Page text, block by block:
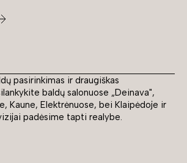
pasirinkimas ir draugiškas
baldų salonuose „Deinava",
Kaune, Elektrėnuose, bei Klaipėdoje ir
padėsime tapti realybe.